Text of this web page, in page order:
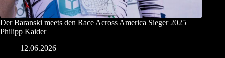
Der Baranski meets den Race Across America Sieger 2025
Philipp Kaider
12.06.2026